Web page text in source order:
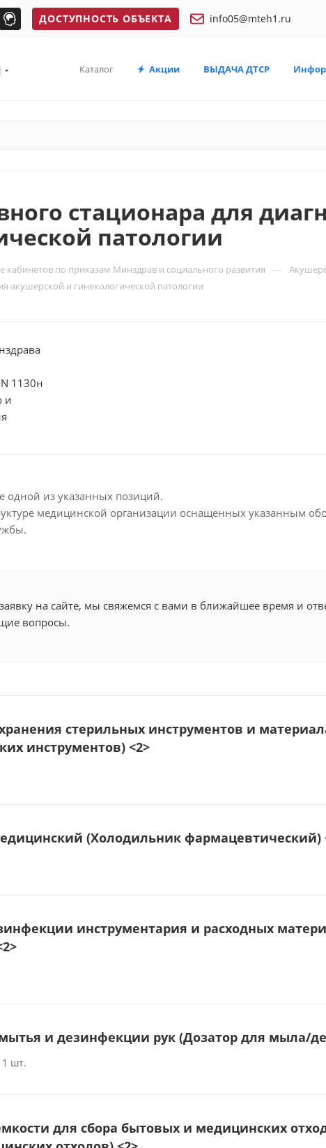
ДОСТУПНОСТЬ ОБЪЕКТА info05@mteh1.ru
Каталог Акции ВЫДАЧА ДТСР
стационара для
патологии
кабинетов по приказам Минздрав и социального развития —
акушерской и гинекологической патологии
1130н
и
одной из указанных позиций.
медицинской организации оснащенных указанным
на сайте, мы свяжемся с вами в ближайшее время и
вопросы.
стерильных инструментов и
инструментов) <2>
(Холодильник фармацевтический)
инструментария и расходных
и дезинфекции рук (Дозатор для мыла/
1 шт.
для сбора бытовых и медицинских